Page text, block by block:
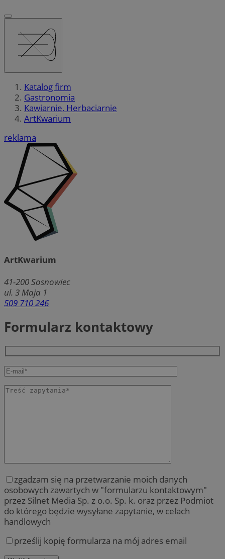
Katalog firm
Gastronomia
Kawiarnie, Herbaciarnie
ArtKwarium
reklama
ArtKwarium
41-200Sosnowiec
ul. 3 Maja 1
509 710 246
Formularz kontaktowy
zgadzam się na przetwarzanie moich danych
osobowych zawartych w "formularzu kontaktowym"
przez Silnet Media Sp. z o.o. Sp. k. oraz przez Podmiot
do którego będzie wysyłane zapytanie, w celach
handlowych
prześlij kopię formularza na mój adres email